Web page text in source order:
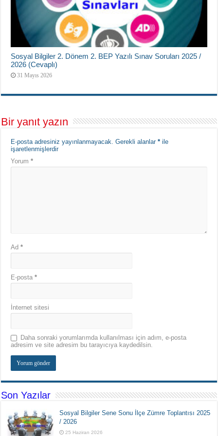
Sosyal Bilgiler 2. Dönem 2. BEP Yazılı Sınav Soruları 2025 /
2026 (Cevaplı)
31 Mayıs 2026
Bir yanıt yazın
E-posta adresiniz yayınlanmayacak. Gerekli alanlar* ile
işaretlenmişlerdir
Yorum*
Ad*
E-posta*
İnternet sitesi
Daha sonraki yorumlarımda kullanılması için adım, e-posta
adresim ve site adresim bu tarayıcıya kaydedilsin.
Son Yazılar
Sosyal Bilgiler Sene Sonu İlçe Zümre Toplantısı 2025
/ 2026
25 Haziran 2026